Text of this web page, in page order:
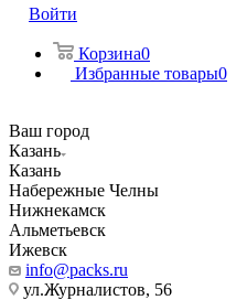
Войти
Корзина0
Избранные товары0
Ваш город
Казань
Казань
Набережные Челны
Нижнекамск
Альметьевск
Ижевск
info@packs.ru
ул.Журналистов, 56